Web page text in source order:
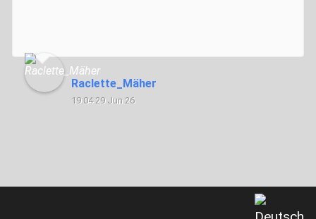
Raclette_Mäher
19:04 29 Jun 26